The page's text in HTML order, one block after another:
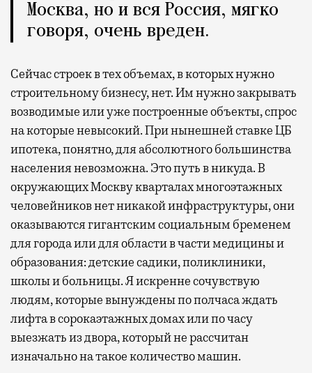
Москва, но и вся Россия, мягко
говоря, очень вреден.
Сейчас строек в тех объемах, в которых нужно
строительному бизнесу, нет. Им нужно закрывать
возводимые или уже построенные объекты, спрос
на которые невысокий. При нынешней ставке ЦБ
ипотека, понятно, для абсолютного большинства
населения невозможна. Это путь в никуда. В
окружающих Москву кварталах многоэтажных
человейников нет никакой инфраструктуры, они
оказываются гигантским социальным бременем
для города или для области в части медицины и
образования: детские садики, поликлиники,
школы и больницы. Я искренне сочувствую
людям, которые вынуждены по полчаса ждать
лифта в сорокаэтажных домах или по часу
выезжать из двора, который не рассчитан
изначально на такое количество машин.